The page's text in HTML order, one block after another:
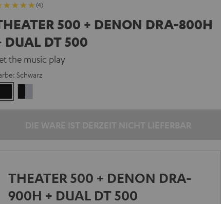
(4)
500 + DENON DRA-800H
DUAL DT 500
the music play
Schwarz
THEATER 500 + DENON DRA-
900H + DUAL DT 500